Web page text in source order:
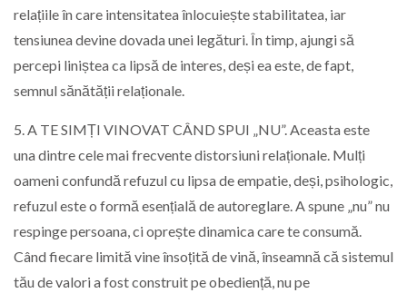
relațiile în care intensitatea înlocuiește stabilitatea, iar
tensiunea devine dovada unei legături. În timp, ajungi să
percepi liniștea ca lipsă de interes, deși ea este, de fapt,
semnul sănătății relaționale.
5. A TE SIMȚI VINOVAT CÂND SPUI „NU”. Aceasta este
una dintre cele mai frecvente distorsiuni relaționale. Mulți
oameni confundă refuzul cu lipsa de empatie, deși, psihologic,
refuzul este o formă esențială de autoreglare. A spune „nu” nu
respinge persoana, ci oprește dinamica care te consumă.
Când fiecare limită vine însoțită de vină, înseamnă că sistemul
tău de valori a fost construit pe obediență, nu pe